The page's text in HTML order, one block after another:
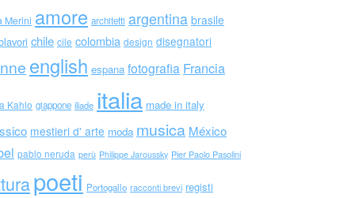
Merini amore architetti argentina brasile
chile cile colombia design disegnatori
english espana fotografia Francia
Kahlo giappone iliade italia made in italy
mestieri d' arte moda musica México
pablo neruda perù Philippe Jaroussky Pier Paolo Pasolini
poeti Portogallo racconti brevi registi